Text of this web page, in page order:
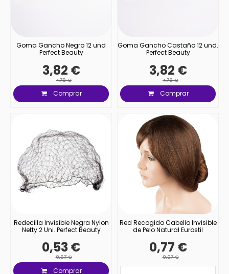
Goma Gancho Negro 12 und
Perfect Beauty
3,82 €
4,78 €
Comprar
Goma Gancho Castaño 12 und.
Perfect Beauty
3,82 €
4,78 €
Comprar
Redecilla Invisible Negra Nylon
Netty 2 Uni. Perfect Beauty
0,53 €
0,67 €
Comprar
Red Recogido Cabello Invisible
de Pelo Natural Eurostil
0,77 €
0,97 €